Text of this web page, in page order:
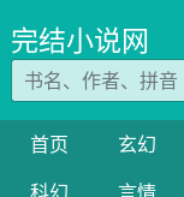
完结小说网
首页 玄幻